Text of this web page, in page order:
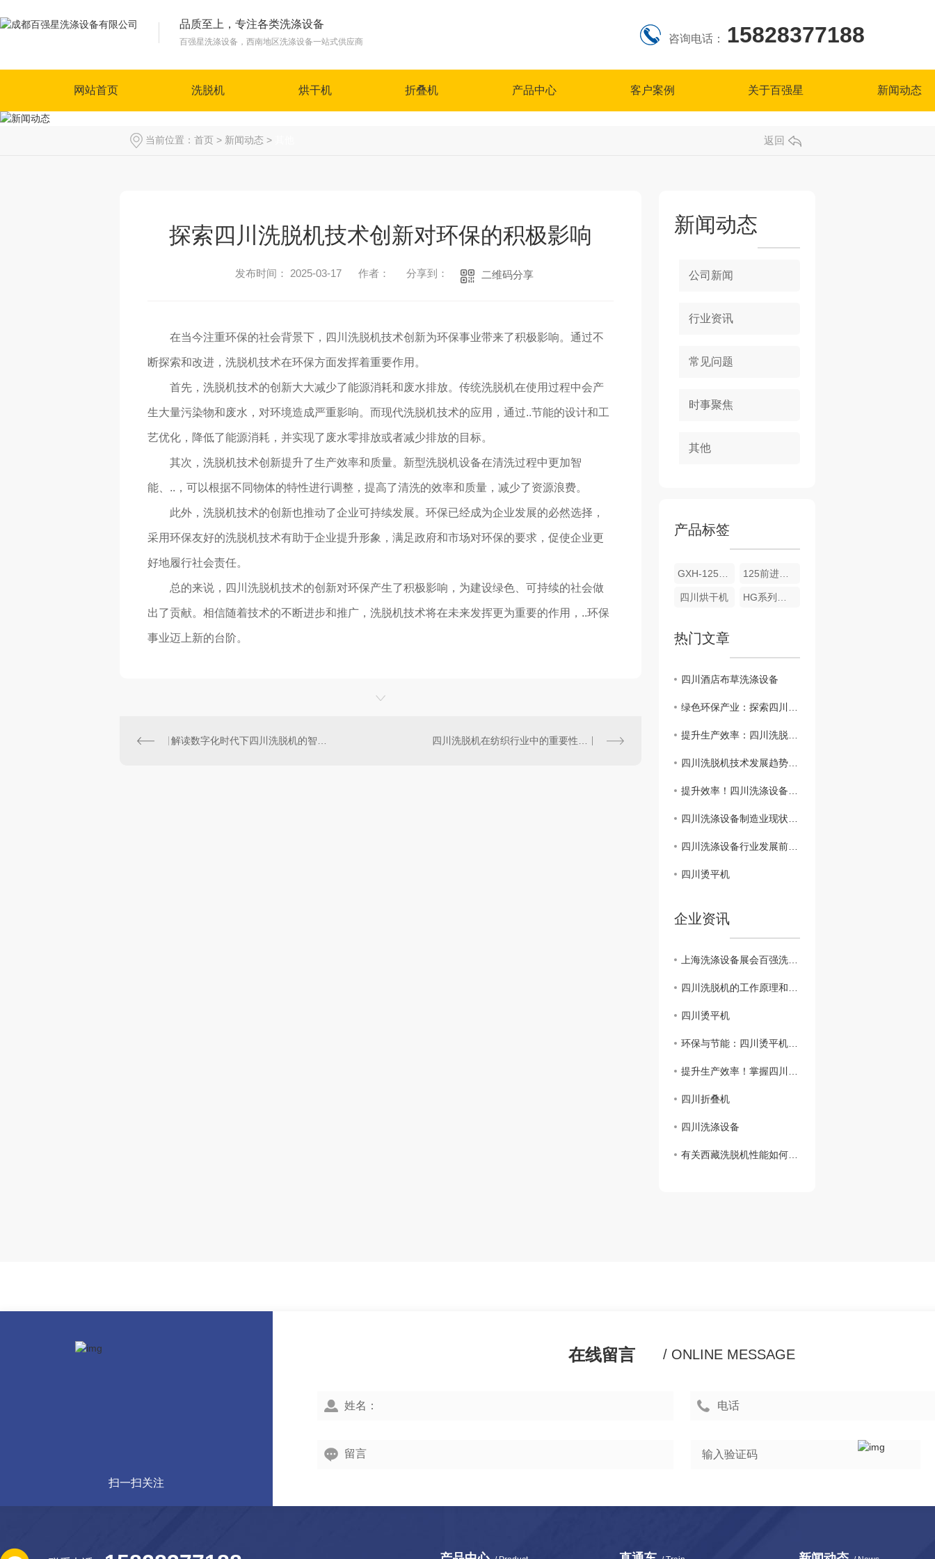
品质至上，专注各类洗涤设备
百强星洗涤设备，西南地区洗涤设备一站式供应商 咨询电话： 15828377188
网站首页 洗脱机 烘干机 折叠机 产品中心 客户案例 关于百强星 新闻动态
当前位置： 首页 > 新闻动态 > 返回
探索四川洗脱机技术创新对环保的积极影响
发布时间： 2025-03-17 作者： 分享到： 二维码分享
在当今注重环保的社会背景下，四川洗脱机技术创新为环保事业带来了积极影响。通过不
断探索和改进，洗脱机技术在环保方面发挥着重要作用。
首先，洗脱机技术的创新大大减少了能源消耗和废水排放。传统洗脱机在使用过程中会产
生大量污染物和废水，对环境造成严重影响。而现代洗脱机技术的应用，通过..节能的设计和工
艺优化，降低了能源消耗，并实现了废水零排放或者减少排放的目标。
其次，洗脱机技术创新提升了生产效率和质量。新型洗脱机设备在清洗过程中更加智
能、..，可以根据不同物体的特性进行调整，提高了清洗的效率和质量，减少了资源浪费。
此外，洗脱机技术的创新也推动了企业可持续发展。环保已经成为企业发展的必然选择，
采用环保友好的洗脱机技术有助于企业提升形象，满足政府和市场对环保的要求，促使企业更
好地履行社会责任。
总的来说，四川洗脱机技术的创新对环保产生了积极影响，为建设绿色、可持续的社会做
出了贡献。相信随着技术的不断进步和推广，洗脱机技术将在未来发挥更为重要的作用，..环保
事业迈上新的台阶。
解读数字化时代下四川洗脱机的智能化发展路径 四川洗脱机在纺织行业中的重要性及发展前景
新闻动态
公司新闻
行业资讯
常见问题
时事聚焦
其他
产品标签
GXH-125Q前进后出式烘干机 125前进后出烘干机
四川烘干机 HG系列全自动烘干机
热门文章
四川酒店布草洗涤设备
绿色环保产业：探索四川洗脱机在行业中的角色
提升生产效率：四川洗脱机新型应用探究
四川洗脱机技术发展趋势分析
提升效率！四川洗涤设备运营管理策略
四川洗涤设备制造业现状解析
四川洗涤设备行业发展前景展望
四川烫平机
企业资讯
上海洗涤设备展会百强洗涤设备展厅圆满结束
四川洗脱机的工作原理和应用领域介绍
四川烫平机
环保与节能：四川烫平机发展的必然趋势
提升生产效率！掌握四川烫平机操作技巧
四川折叠机
四川洗涤设备
有关西藏洗脱机性能如何选择？
扫一扫关注
在线留言 / ONLINE MESSAGE